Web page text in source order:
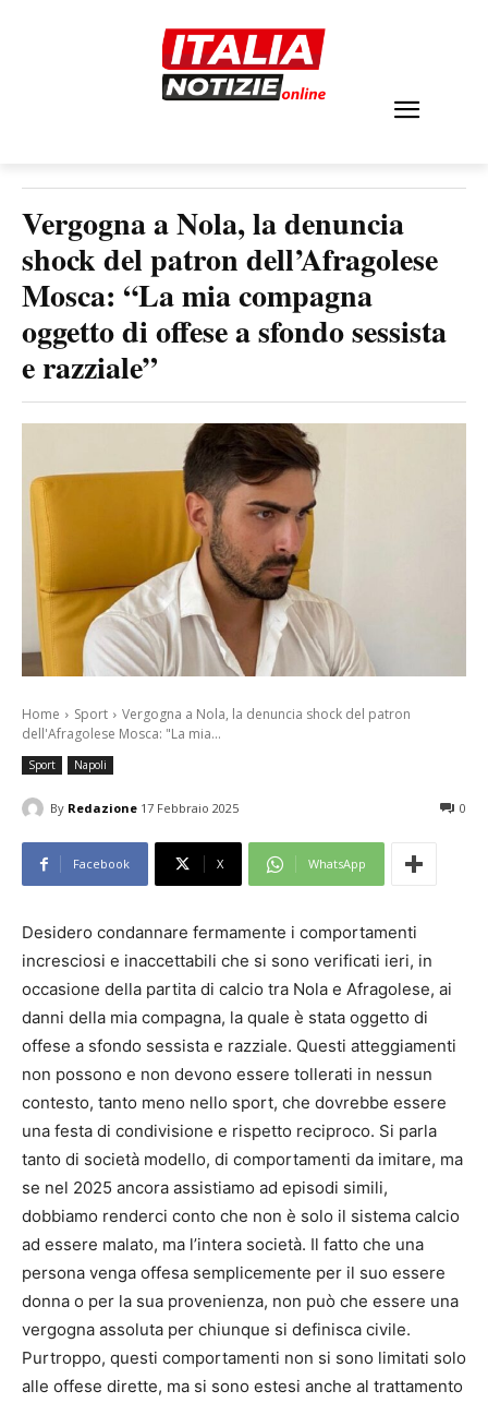
Vergogna a Nola, la denuncia
shock del patron dell’Afragolese
Mosca: “La mia compagna
oggetto di offese a sfondo sessista
e razziale”
Home Sport
Vergogna a Nola, la denuncia shock del patron
dell'Afragolese Mosca: "La mia...
Sport Napoli
By Redazione 17 Febbraio 2025 0
Facebook X WhatsApp
Desidero condannare fermamente i comportamenti
incresciosi e inaccettabili che si sono verificati ieri, in
occasione della partita di calcio tra Nola e Afragolese, ai
danni della mia compagna, la quale è stata oggetto di
offese a sfondo sessista e razziale. Questi atteggiamenti
non possono e non devono essere tollerati in nessun
contesto, tanto meno nello sport, che dovrebbe essere
una festa di condivisione e rispetto reciproco. Si parla
tanto di società modello, di comportamenti da imitare, ma
se nel 2025 ancora assistiamo ad episodi simili,
dobbiamo renderci conto che non è solo il sistema calcio
ad essere malato, ma l’intera società. Il fatto che una
persona venga offesa semplicemente per il suo essere
donna o per la sua provenienza, non può che essere una
vergogna assoluta per chiunque si definisca civile.
Purtroppo, questi comportamenti non si sono limitati solo
alle offese dirette, ma si sono estesi anche al trattamento